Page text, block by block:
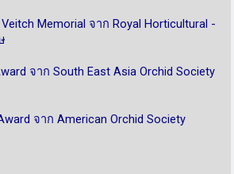
Memorial จาก Royal Horticultural -
จาก South East Asia Orchid Society
จาก American Orchid Society